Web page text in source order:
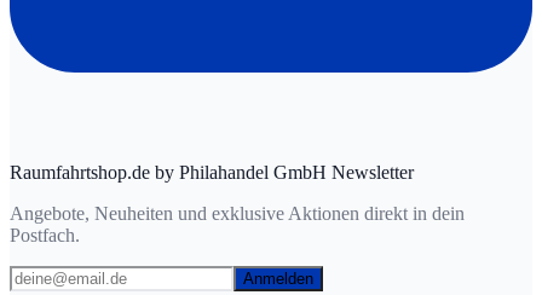
Raumfahrtshop.de by Philahandel GmbH Newsletter
Angebote, Neuheiten und exklusive Aktionen direkt in dein
Postfach.
Anmelden